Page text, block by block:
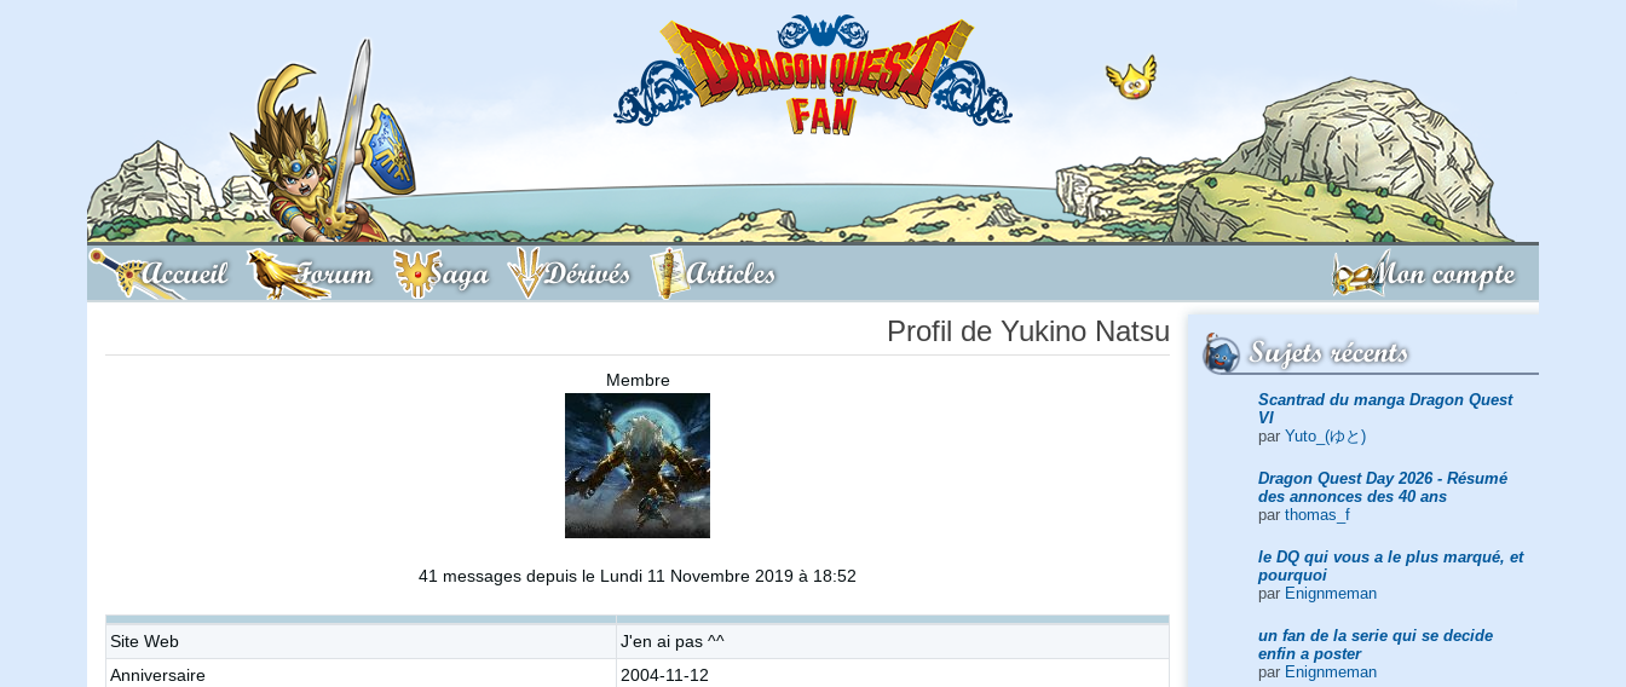
Accueil Forum Saga Dérivés Articles Mon compte
Sujets récents
Scantrad du manga Dragon Quest
VI
par Yuto_(ゆと)
Dragon Quest Day 2026 - Résumé
des annonces des 40 ans
par thomas_f
le DQ qui vous a le plus marqué, et
pourquoi
par Enignmeman
un fan de la serie qui se decide
enfin a poster
par Enignmeman
Profil de Yukino Natsu
Membre
41 messages depuis le Lundi 11 Novembre 2019 à 18:52
Site Web
J'en ai pas ^^
Anniversaire
2004-11-12